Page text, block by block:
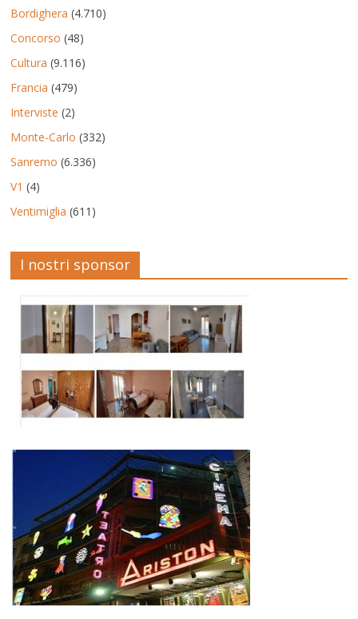
Bordighera (4.710)
Concorso (48)
Cultura (9.116)
Francia (479)
Interviste (2)
Monte-Carlo (332)
Sanremo (6.336)
V1 (4)
Ventimiglia (611)
I nostri sponsor